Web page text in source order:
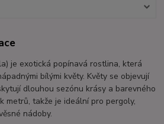
je exotická popínavá rostlina, která
bílými květy. Květy se objevují
dlouhou sezónu krásy a barevného
metrů, takže je ideální pro pergoly,
nádoby.